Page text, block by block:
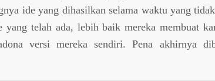
ide yang dihasilkan selama waktu yang
yang telah ada, lebih baik mereka membuat
versi mereka sendiri. Pena akhirnya